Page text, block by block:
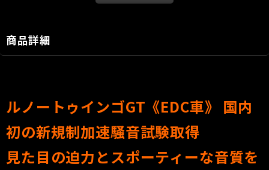
商品詳細
ルノートゥインゴGT《EDC車》 国内
初の新規制加速騒音試験取得
見た目の迫力とスポーティーな音質を